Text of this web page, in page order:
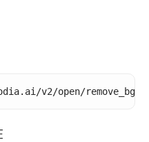
v2/open/remove_bg